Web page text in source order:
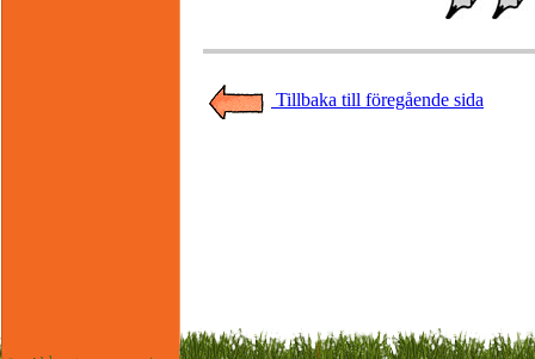
Tillbaka till föregående sida